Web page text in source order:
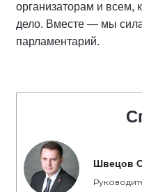
организаторам и всем,
дело. Вместе — мы
парламентарий.
Швецов